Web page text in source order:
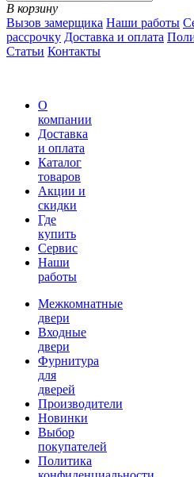
В корзину
Вызов замерщика Наши работы
рассрочку Доставка и оплата
Статьи Контакты
О
компании
Доставка
и оплата
Каталог
товаров
Акции и
скидки
Где
купить
Сервис
Наши
работы
Межкомнатные
двери
Входные
двери
Фурнитура
для
дверей
Производители
Новинки
Выбор
покупателей
Политика